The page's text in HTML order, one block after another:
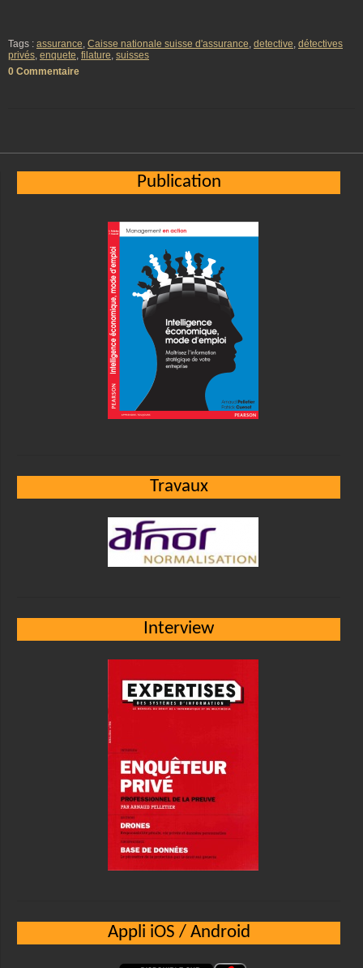
Tags : assurance, Caisse nationale suisse d'assurance, detective, détectives
privés, enquete, filature, suisses
0 Commentaire
Publication
Travaux
Interview
Appli iOS / Android